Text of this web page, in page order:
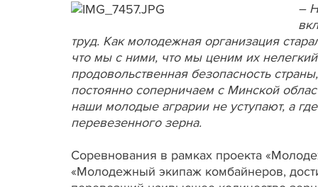
–
труд. Как молодежная организация
что мы с ними, что мы ценим их
продовольственная безопасность
постоянно соперничаем с Минской
наши молодые аграрии не уступают, а
перевезенного зерна.
Соревнования в рамках проекта
«Молодежный экипаж комбайнеров,